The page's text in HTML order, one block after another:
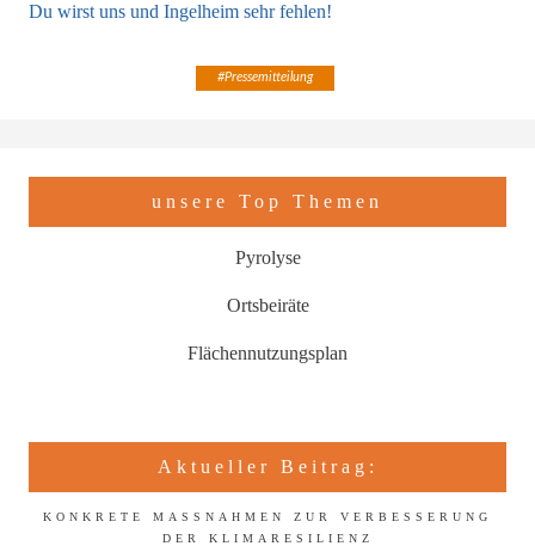
Du wirst uns und Ingelheim sehr fehlen!
#Pressemitteilung
unsere Top Themen
Pyrolyse
Ortsbeiräte
Flächennutzungsplan
Aktueller Beitrag:
KONKRETE MASSNAHMEN ZUR VERBESSERUNG D
ER KLIMARESILIENZ